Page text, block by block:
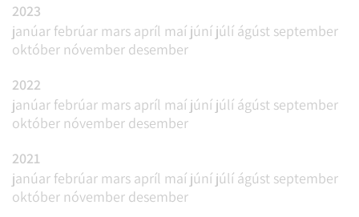
2023
janúar febrúar mars apríl maí júní júlí ágúst september
október nóvember desember
2022
janúar febrúar mars apríl maí júní júlí ágúst september
október nóvember desember
2021
janúar febrúar mars apríl maí júní júlí ágúst september
október nóvember desember